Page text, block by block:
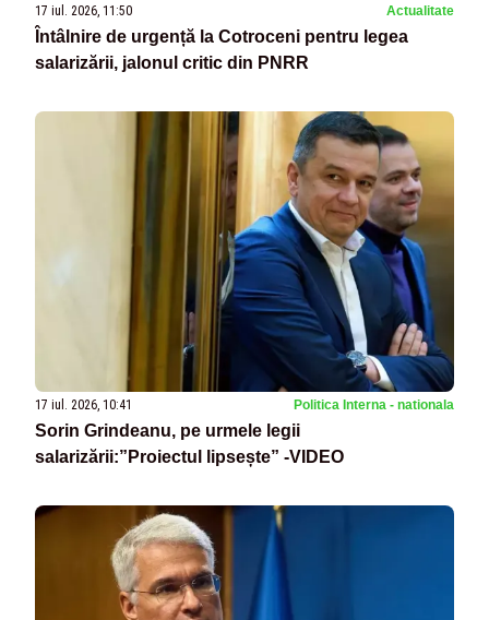
17 iul. 2026, 11:50 Actualitate
Întâlnire de urgență la Cotroceni pentru legea
salarizării, jalonul critic din PNRR
17 iul. 2026, 10:41 Politica Interna - nationala
Sorin Grindeanu, pe urmele legii
salarizării:”Proiectul lipsește” -VIDEO